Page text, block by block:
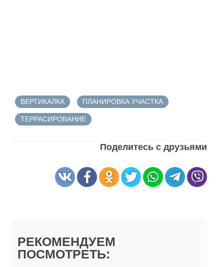
ВЕРТИКАЛКА ПЛАНИРОВКА УЧАСТКА
ТЕРРАСИРОВАНИЕ
Поделитесь с друзьями
РЕКОМЕНДУЕМ
ПОСМОТРЕТЬ: